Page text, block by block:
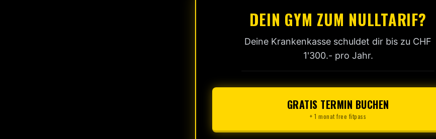
DEIN GYM ZUM NULLTARIF?
Deine Krankenkasse schuldet dir bis zu CHF
1'300.- pro Jahr.
GRATIS TERMIN BUCHEN
+ 1 monat free fitpass